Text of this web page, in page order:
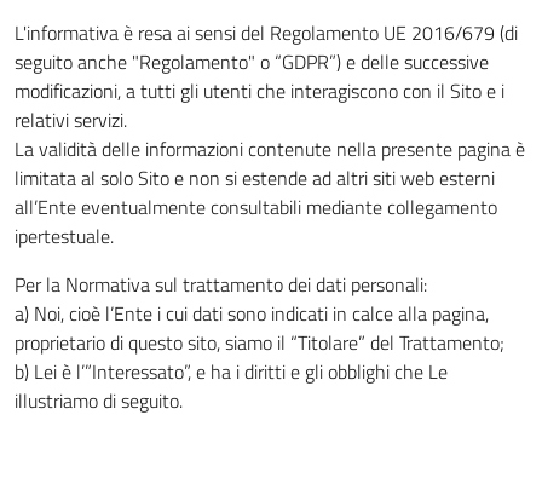
L'informativa è resa ai sensi del Regolamento UE 2016/679 (di
seguito anche "Regolamento" o “GDPR”) e delle successive
modificazioni, a tutti gli utenti che interagiscono con il Sito e i
relativi servizi.
La validità delle informazioni contenute nella presente pagina è
limitata al solo Sito e non si estende ad altri siti web esterni
all’Ente eventualmente consultabili mediante collegamento
ipertestuale.
Per la Normativa sul trattamento dei dati personali:
a) Noi, cioè l’Ente i cui dati sono indicati in calce alla pagina,
proprietario di questo sito, siamo il “Titolare” del Trattamento;
b) Lei è l’”Interessato”, e ha i diritti e gli obblighi che Le
illustriamo di seguito.